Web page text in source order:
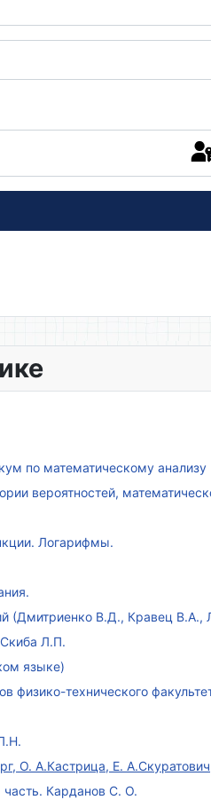
по математическому анализу
вероятностей,
Логарифмы.
(Дмитриенко В.Д., Кравец В.А.,
Л.П.
языке)
физико-технического
О. А.Кастрица, Е. А.Скуратович
Карданов С. О.